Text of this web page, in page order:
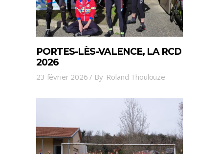
PORTES-LÈS-VALENCE, LA RCD
2026
23 février 2026 By Roland Thoulouze